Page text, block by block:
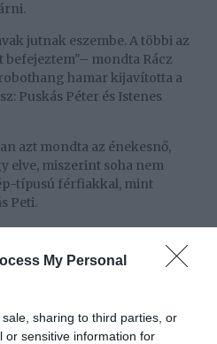
My Personal
sharing to third parties, or
or sensitive information for
jutnak eszembe. A többi az
mondta Rácz
hamar kijavította a
Puskás Péter és Istenes
azt mondta az énekesnő,
elve, miszerint soha nem
típusú férfiakkal, mint
Peti.
már Puskás-Dallos Petivel
is várják.
Twitter Pinterest